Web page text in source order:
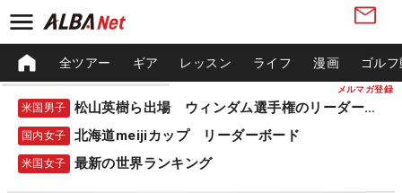
メルマガ登録
全ツアー ギア レッスン ライフ 漫画 ゴル
米国男子 松山英樹ら出場 ウィンダム選手権のリーダーボード
国内女子 北海道meijiカップ リーダーボード
米国女子 最新の世界ランキング